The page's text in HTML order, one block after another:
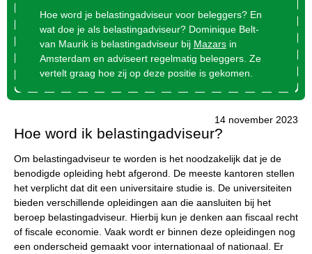
Hoe word je belastingadviseur voor beleggers? En
wat doe je als belastingadviseur? Dominique Belt-
van Maurik is belastingadviseur bij Mazarsin
Amsterdam en adviseert regelmatig beleggers. Ze
vertelt graag hoe zij op deze positie is gekomen.
14 november 2023
Hoe word ik belastingadviseur?
Om belastingadviseur te worden is het noodzakelijk dat je de
benodigde opleiding hebt afgerond. De meeste kantoren stellen
het verplicht dat dit een universitaire studie is. De universiteiten
bieden verschillende opleidingen aan die aansluiten bij het
beroep belastingadviseur. Hierbij kun je denken aan fiscaal recht
of fiscale economie. Vaak wordt er binnen deze opleidingen nog
een onderscheid gemaakt voor internationaal of nationaal. Er
Wat wil je opzoeken?
Wil je graag de betekenis van een beleggingsterm